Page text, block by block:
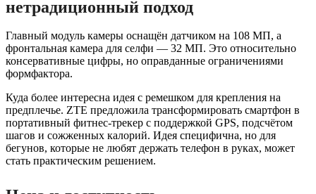
нетрадиционный подход
Главный модуль камеры оснащён датчиком на 108 МП, а
фронтальная камера для селфи — 32 МП. Это относительно
консервативные цифры, но оправданные ограничениями
формфактора.
Куда более интересна идея с ремешком для крепления на
предплечье. ZTE предложила трансформировать смартфон в
портативный фитнес-трекер с поддержкой GPS, подсчётом
шагов и сожженных калорий. Идея специфична, но для
бегунов, которые не любят держать телефон в руках, может
стать практическим решением.